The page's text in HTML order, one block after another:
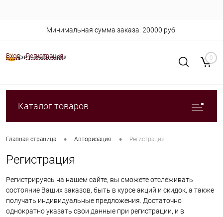
Вход Регистрация
Минимальная сумма заказа: 20000 руб.
0
Каталог товаров
Главная страница • Авторизация • Регистрация
Регистрация
Регистрируясь на нашем сайте, вы сможете отслеживать
состояние Ваших заказов, быть в курсе акций и скидок, а также
получать индивидуальные предложения. Достаточно
однократно указать свои данные при регистрации, и в